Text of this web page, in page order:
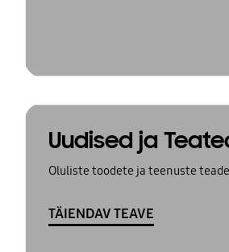
Uudised ja
Oluliste toodete ja teenuste
TÄIENDAV TEAVE